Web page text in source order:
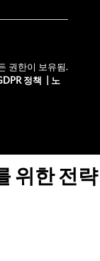
권한이 보유됨.
정책
노
위한 전략